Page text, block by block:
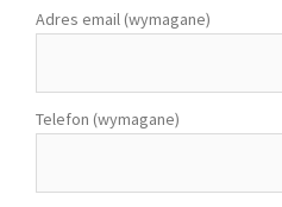
Adres email (wymagane)
Telefon (wymagane)